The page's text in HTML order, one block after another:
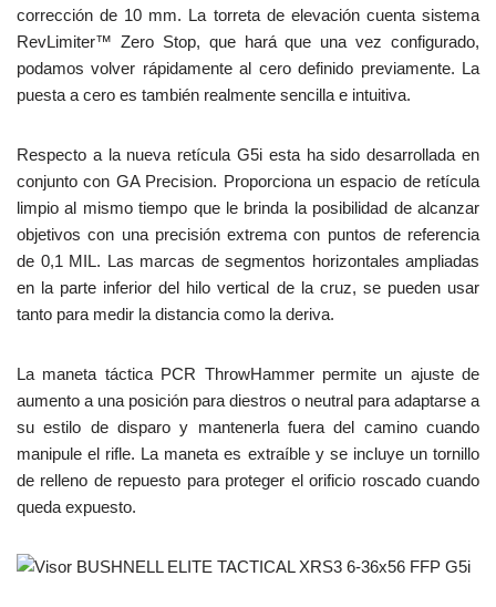
corrección de 10 mm. La torreta de elevación cuenta sistema
RevLimiter™ Zero Stop, que hará que una vez configurado,
podamos volver rápidamente al cero definido previamente. La
puesta a cero es también realmente sencilla e intuitiva.
Respecto a la nueva retícula G5i esta ha sido desarrollada en
conjunto con GA Precision. Proporciona un espacio de retícula
limpio al mismo tiempo que le brinda la posibilidad de alcanzar
objetivos con una precisión extrema con puntos de referencia
de 0,1 MIL. Las marcas de segmentos horizontales ampliadas
en la parte inferior del hilo vertical de la cruz, se pueden usar
tanto para medir la distancia como la deriva.
La maneta táctica PCR ThrowHammer permite un ajuste de
aumento a una posición para diestros o neutral para adaptarse a
su estilo de disparo y mantenerla fuera del camino cuando
manipule el rifle. La maneta es extraíble y se incluye un tornillo
de relleno de repuesto para proteger el orificio roscado cuando
queda expuesto.